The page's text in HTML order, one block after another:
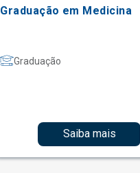
Graduação em Medicina
Graduação
Saiba mais